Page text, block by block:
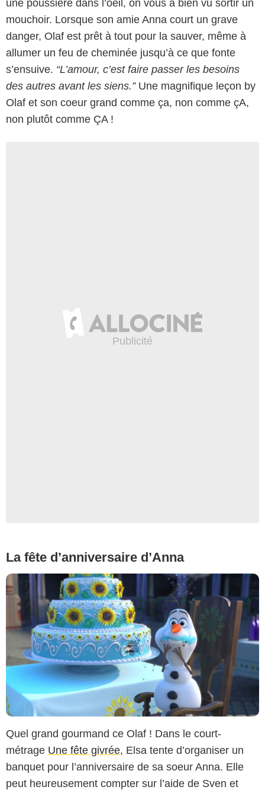
une poussière dans l’oeil, on vous a bien vu sortir un
mouchoir. Lorsque son amie Anna court un grave
danger, Olaf est prêt à tout pour la sauver, même à
allumer un feu de cheminée jusqu’à ce que fonte
s’ensuive. “L’amour, c’est faire passer les besoins
des autres avant les siens.”Une magnifique leçon by
Olaf et son coeur grand comme ça, non comme çA,
non plutôt comme ÇA !
La fête d’anniversaire d’Anna
Quel grand gourmand ce Olaf ! Dans le court-
métrage Une fête givrée, Elsa tente d’organiser un
banquet pour l’anniversaire de sa soeur Anna. Elle
peut heureusement compter sur l’aide de Sven et